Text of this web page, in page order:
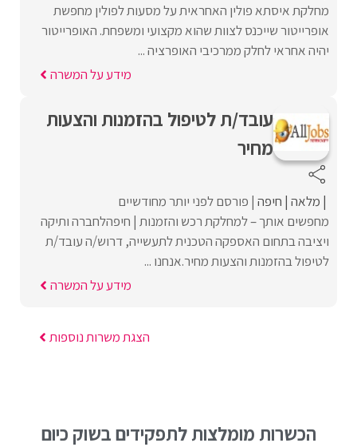
מחלקת איסתא פולין האחראית על מסעות לפולין מחפשת
אופרייטור שייכנס לצוות שהוא מקצועי ומשפחת. האופרייטור
יהיה אחראי לחלק ממרכיבי האופרציה ...
מידע על המשרה
עובד/ת לטיפול בהזמנות והצעות
מחיר
מלאה חיפה פורסם לפני יותר מחודשיים
מחפשים אותך – למחלקת רכש והזמנות | חיפהלחברה ותיקה
ויציבה בתחום האספקה הטכנית לתעשייה, דרוש/ה עובד/ת
לטיפול בהזמנות והצעות מחיר.אנחנו ...
מידע על המשרה
הצגת משרות נוספות
הכשרות מומלצות לתפקידים בשוק כיום